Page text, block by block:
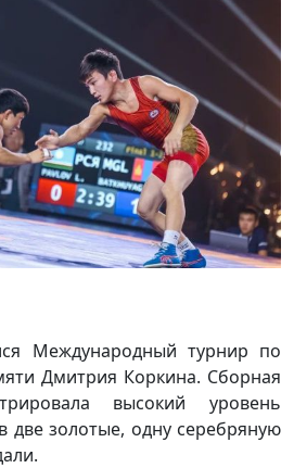
Международный турнир по
Дмитрия Коркина. Сборная
высокий уровень
две золотые, одну серебряную